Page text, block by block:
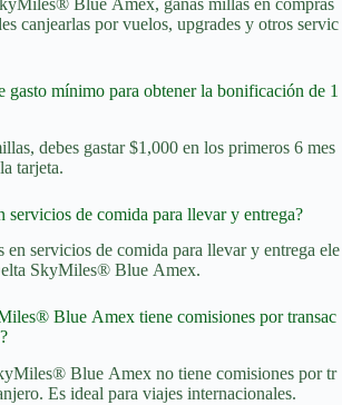
canjearlas por vuelos, upgrades y otros servic
gasto mínimo para obtener la bonificación de 1
debes gastar $1,000 en los primeros 6 mes
tarjeta.
servicios de comida para llevar y entrega?
en servicios de comida para llevar y entrega ele
SkyMiles® Blue Amex.
Blue Amex tiene comisiones por transac
Blue Amex no tiene comisiones por tr
Es ideal para viajes internacionales.